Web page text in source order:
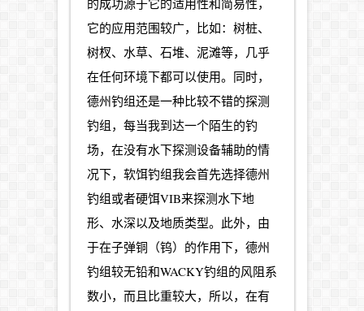
的成功源于它的适用性和简易性，
它的应用范围较广，比如：树桩、
树杈、水草、石堆、泥滩等，几乎
在任何环境下都可以使用。同时，
德州钓组还是一种比较不错的探测
钓组，每当我到达一个陌生的钓
场，在没有水下探测设备辅助的情
况下，软饵钓组我会首先选择德州
钓组或者硬饵VIB来探测水下地
形、水深以及地质类型。此外，由
于在子弹铜（钨）的作用下，德州
钓组较无铅和WACKY钓组的风阻系
数小，而且比重较大，所以，在有